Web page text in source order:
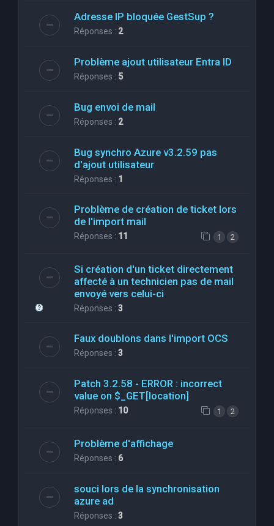
Adresse IP bloquée GestSup ?
Réponses : 2
Problème ajout utilisateur Entra ID
Réponses : 5
Bug envoi de mail
Réponses : 2
Bug synchro Azure v3.2.59 pas
d'ajout utilisateur
Réponses : 1
Problème de création de ticket lors
de l'import mail
Réponses : 11 1 2
Si création d'un ticket directement
affecté à un technicien pas de mail
envoyé vers celui-ci
Réponses : 3
Faux doublons dans l'import OCS
Réponses : 3
Patch 3.2.58 - ERROR : incorrect
value on $_GET[location]
Réponses : 10 1 2
Problème d'affichage
Réponses : 6
souci lors de la synchronisation
azure ad
Réponses : 3